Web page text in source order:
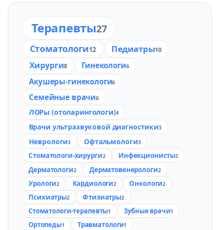
Терапевты27
Стоматологи12 Педиатры10
Хирурги8 Гинекологи6
Акушеры-гинекологи6
Семейные врачи6
ЛОРы (отоларингологи)4
Врачи ультразвуковой диагностики3
Неврологи3 Офтальмологи3
Стоматологи-хирурги2 Инфекционисты2
Дерматологи2 Дерматовенерологи2
Урологи2 Кардиологи2 Онкологи2
Психиатры2 Фтизиатры2
Стоматологи-терапевты1 Зубные врачи1
Ортопеды1 Травматологи1